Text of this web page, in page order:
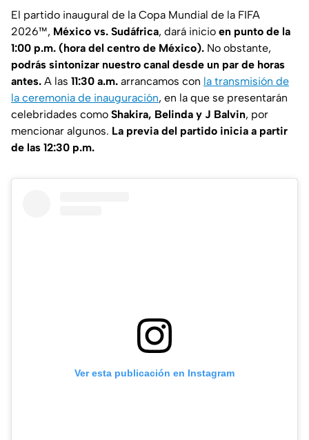
El partido inaugural de la Copa Mundial de la FIFA
2026™, México vs. Sudáfrica, dará inicio en punto de la
1:00 p.m. (hora del centro de México). No obstante,
podrás sintonizar nuestro canal desde un par de horas
antes. A las 11:30 a.m. arrancamos con la transmisión de
la ceremonia de inauguración, en la que se presentarán
celebridades como Shakira, Belinda y J Balvin, por
mencionar algunos. La previa del partido inicia a partir
de las 12:30 p.m.
Ver esta publicación en Instagram